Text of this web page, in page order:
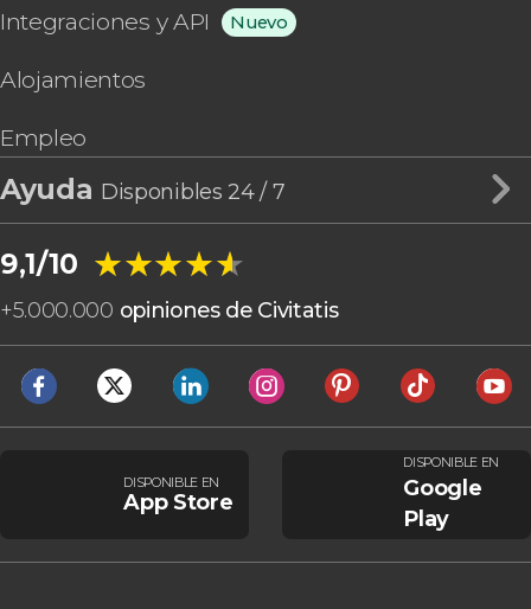
Integraciones y API Nuevo
Alojamientos
Empleo
Ayuda Disponibles 24 / 7
9,1/10 ★★★★★
★★★★★
+5.000.000 opiniones de Civitatis
DISPONIBLE EN
App Store
DISPONIBLE EN
Google
Play